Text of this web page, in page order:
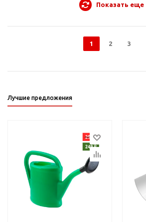
Показать еще
1 2 3
Лучшие предложения